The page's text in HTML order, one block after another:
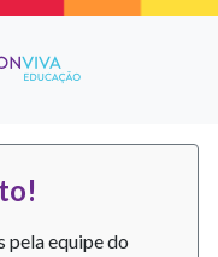
pela equipe do